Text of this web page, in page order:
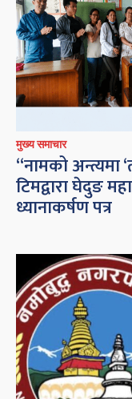
मुख्य समाचार
“नामको अन्त्यमा
टिमद्वारा घेदुङ
ध्यानाकर्षण पत्र